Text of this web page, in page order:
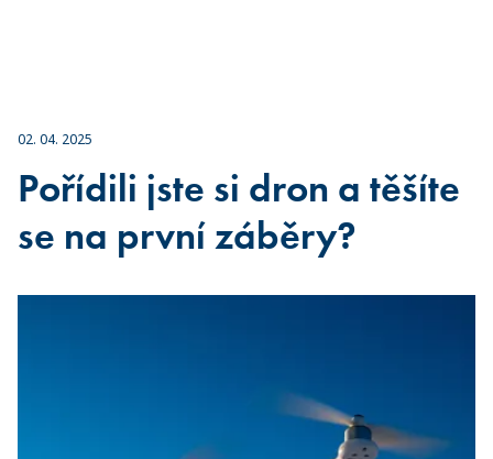
02. 04. 2025
Pořídili jste si dron a těšíte
se na první záběry?